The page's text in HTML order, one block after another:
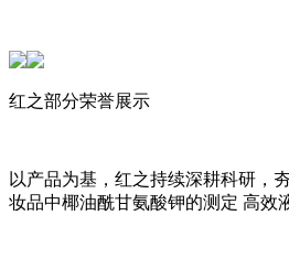
红之部分荣誉展示
以产品为基，红之持续深耕科研，
妆品中椰油酰甘氨酸钾的测定 高效